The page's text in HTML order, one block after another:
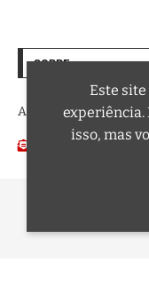
SOBRE
A trilha sonora da sua
Email:
@2026 –
Este
experiência.
isso, mas